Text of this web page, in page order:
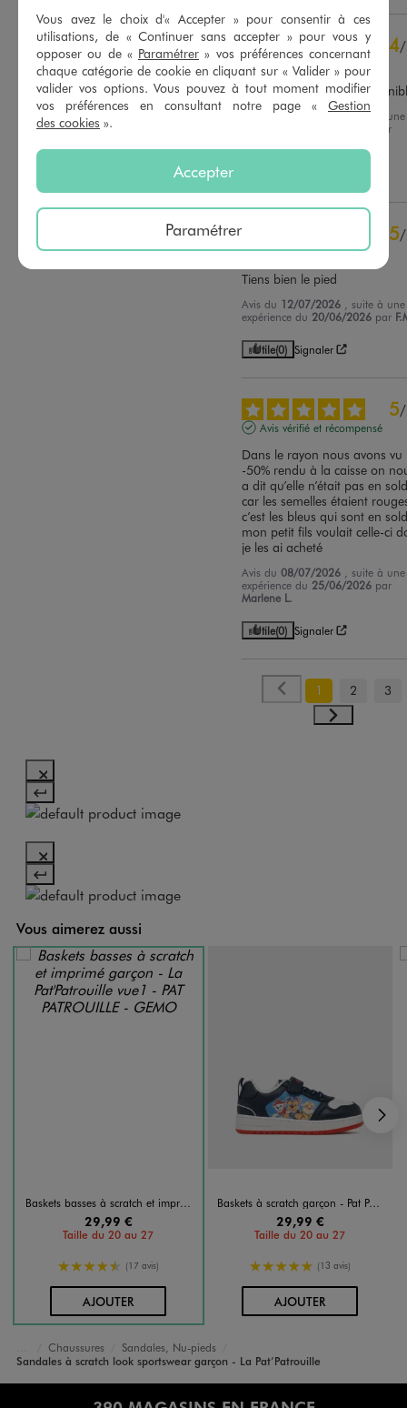
4/
Avis vérifié et récompensé
Bonne semelle, taille
Avis du 24/07/2026 , suite à une
par
5/
Avis vérifié et récompensé
Tiens bien le pied
Avis du 12/07/2026 , suite à une
expérience du 20/06/2026 par
Utile(0) Signaler
5/
Avis vérifié et récompensé
Dans le rayon nous avons vu
-50% rendu à la caisse on
a dit qu’elle n’était pas en
car les semelles étaient
c’est les bleus qui sont en
mon petit fils voulait celle-ci
je les ai acheté
Avis du08/07/2026 , suite à une
expérience du 25/06/2026 par
Marlene L.
Utile(0) Signaler
1 2 3
Vous aimerez aussi
Baskets basses à scratch et imprimé garçon - La Pat'Patrouille
29,99 €
Taille du 20 au 27
4.5/5 de moyenne
(17 avis)
AJOUTERAU PANIER
Baskets à scratch garçon - Pat Patrouille
29,99 €
Taille du 20 au 27
5/5 de moyenne
(13 avis)
AJOUTERAU PANIER
Accueil
Garçon
Chaussures
Sandales, Nu-pieds
Sandales à scratch look sportswear garçon - La Pat’Patrouille
Vous avez le choix d'« Accepter » pour consentir à ces
utilisations, de « Continuer sans accepter » pour vous y
opposer ou de « Paramétrer » vos préférences concernant
chaque catégorie de cookie en cliquant sur « Valider » pour
valider vos options. Vous pouvez à tout moment modifier
vos préférences en consultant notre page « Gestion
des cookies ».
Accepter
Paramétrer